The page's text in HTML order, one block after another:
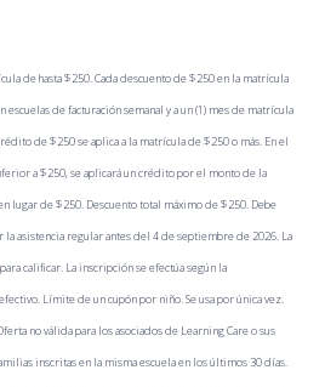
de hasta $250. Cada descuento de $250 en la matrícula
escuelas de facturación semanal y a un (1) mes de matrícula
de $250 se aplica a la matrícula de $250 o más. En el
a $250, se aplicará un crédito por el monto de la
lugar de $250. Descuento total máximo de $250. Debe
la asistencia regular antes del 4 de septiembre de 2026. La
calificar. La inscripción se efectúa según la
Límite de un cupón por niño. Se usa por única vez.
no válida para los asociados de Learning Care o sus
inscritas en la misma escuela en los últimos 30 días.